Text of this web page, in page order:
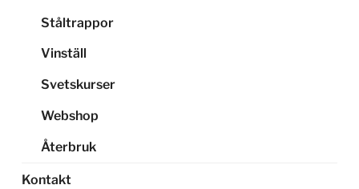
Ståltrappor
Vinställ
Svetskurser
Webshop
Återbruk
Kontakt